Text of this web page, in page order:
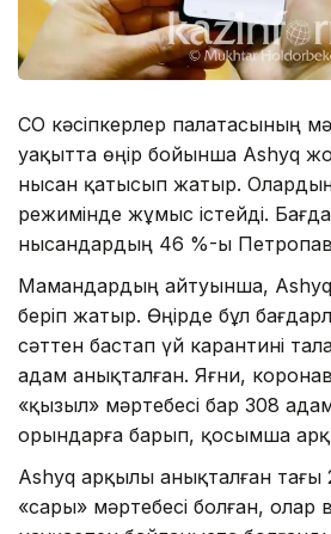
СҚО кәсіпкерлер палатасының
уақытта өңір бойынша Ashyq
нысан қатысып жатыр. Олардың
режимінде жұмыс істейді.
нысандардың 46 %-ы
Мамандардың айтуынша, Ashyq
беріп жатыр. Өңірде бұл
сәттен бастап үй карантині
адам анықталған. Яғни,
«қызыл» мәртебесі бар 308
орындарға барып, қосымша
Ashyq арқылы анықталған
«сары» мәртебесі болған, олар